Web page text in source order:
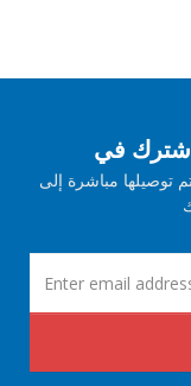
مباشرة إلى